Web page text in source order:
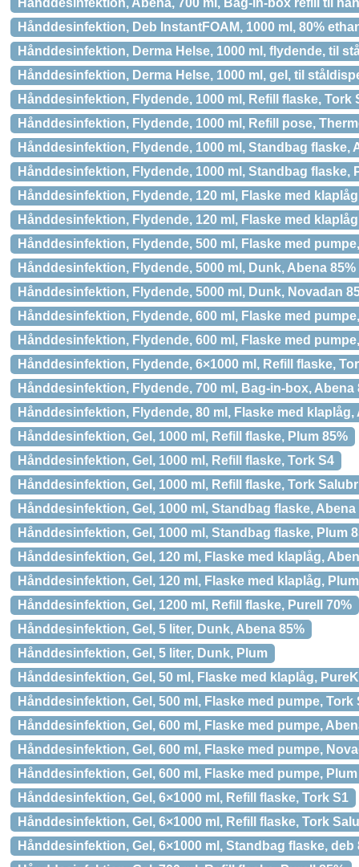
Hånddesinfektion, Abena, 700 ml, Bag-in-box refill til
Hånddesinfektion, Deb InstantFOAM, 1000 ml, 80%
Hånddesinfektion, Derma Helse, 1000 ml, flydende, til
Hånddesinfektion, Derma Helse, 1000 ml, gel, til
Hånddesinfektion, Flydende, 1000 ml, Refill flaske, Tork
Hånddesinfektion, Flydende, 1000 ml, Refill pose,
Hånddesinfektion, Flydende, 1000 ml, Standbag flaske,
Hånddesinfektion, Flydende, 1000 ml, Standbag flaske,
Hånddesinfektion, Flydende, 120 ml, Flaske med
Hånddesinfektion, Flydende, 120 ml, Flaske med
Hånddesinfektion, Flydende, 500 ml, Flaske med
Hånddesinfektion, Flydende, 5000 ml, Dunk, Abena 85%
Hånddesinfektion, Flydende, 5000 ml, Dunk, Novadan
Hånddesinfektion, Flydende, 600 ml, Flaske med
Hånddesinfektion, Flydende, 600 ml, Flaske med
Hånddesinfektion, Flydende, 6×1000 ml, Refill flaske,
Hånddesinfektion, Flydende, 700 ml, Bag-in-box, Abena
Hånddesinfektion, Flydende, 80 ml, Flaske med klaplåg,
Hånddesinfektion, Gel, 1000 ml, Refill flaske, Plum 85%
Hånddesinfektion, Gel, 1000 ml, Refill flaske, Tork S4
Hånddesinfektion, Gel, 1000 ml, Refill flaske, Tork
Hånddesinfektion, Gel, 1000 ml, Standbag flaske, Abena
Hånddesinfektion, Gel, 1000 ml, Standbag flaske, Plum
Hånddesinfektion, Gel, 120 ml, Flaske med klaplåg,
Hånddesinfektion, Gel, 120 ml, Flaske med klaplåg,
Hånddesinfektion, Gel, 1200 ml, Refill flaske, Purell 70%
Hånddesinfektion, Gel, 5 liter, Dunk, Abena 85%
Hånddesinfektion, Gel, 5 liter, Dunk, Plum
Hånddesinfektion, Gel, 50 ml, Flaske med klaplåg,
Hånddesinfektion, Gel, 500 ml, Flaske med pumpe, Tork
Hånddesinfektion, Gel, 600 ml, Flaske med pumpe,
Hånddesinfektion, Gel, 600 ml, Flaske med pumpe,
Hånddesinfektion, Gel, 600 ml, Flaske med pumpe, Plum
Hånddesinfektion, Gel, 6×1000 ml, Refill flaske, Tork S1
Hånddesinfektion, Gel, 6×1000 ml, Refill flaske, Tork
Hånddesinfektion, Gel, 6×1000 ml, Standbag flaske, deb